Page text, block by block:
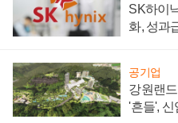
SK하이
화, 성과
공기업
강원랜
'흔들', 신